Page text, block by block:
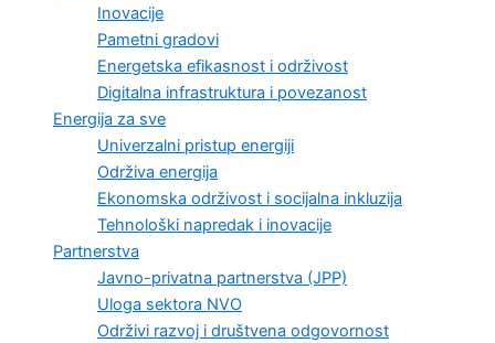
Inovacije
Pametni gradovi
Energetska efikasnost i održivost
Digitalna infrastruktura i povezanost
Energija za sve
Univerzalni pristup energiji
Održiva energija
Ekonomska održivost i socijalna inkluzija
Tehnološki napredak i inovacije
Partnerstva
Javno-privatna partnerstva (JPP)
Uloga sektora NVO
Održivi razvoj i društvena odgovornost